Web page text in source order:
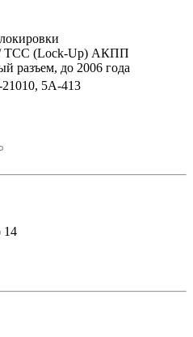
/ TCC (Lock-Up) АКПП
разъем, до 2006 года
5A-413
14